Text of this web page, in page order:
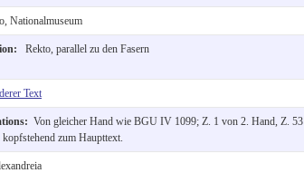
Nationalmuseum
Rekto, parallel zu den Fasern
Text
Von gleicher Hand wie BGU IV 1099; Z. 1 von 2. Hand, Z. 53
zum Haupttext.